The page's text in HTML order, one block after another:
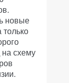
новые
схему